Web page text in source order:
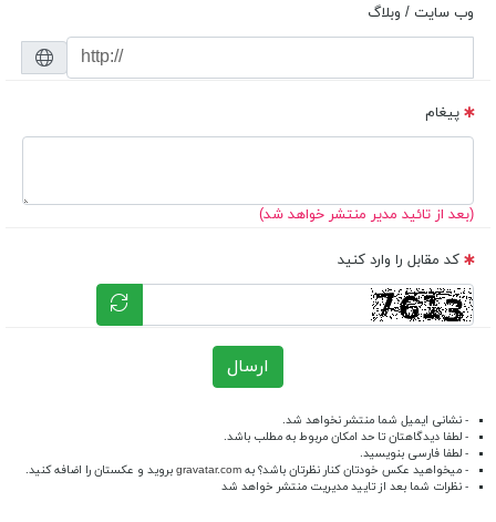
وب سایت / وبلاگ
پیغام
(بعد از تائید مدیر منتشر خواهد شد)
کد مقابل را وارد کنید
ارسال
- نشانی ایمیل شما منتشر نخواهد شد.
- لطفا دیدگاهتان تا حد امکان مربوط به مطلب باشد.
- لطفا فارسی بنویسید.
- میخواهید عکس خودتان کنار نظرتان باشد؟ به gravatar.com بروید و عکستان را اضافه کنید.
- نظرات شما بعد از تایید مدیریت منتشر خواهد شد